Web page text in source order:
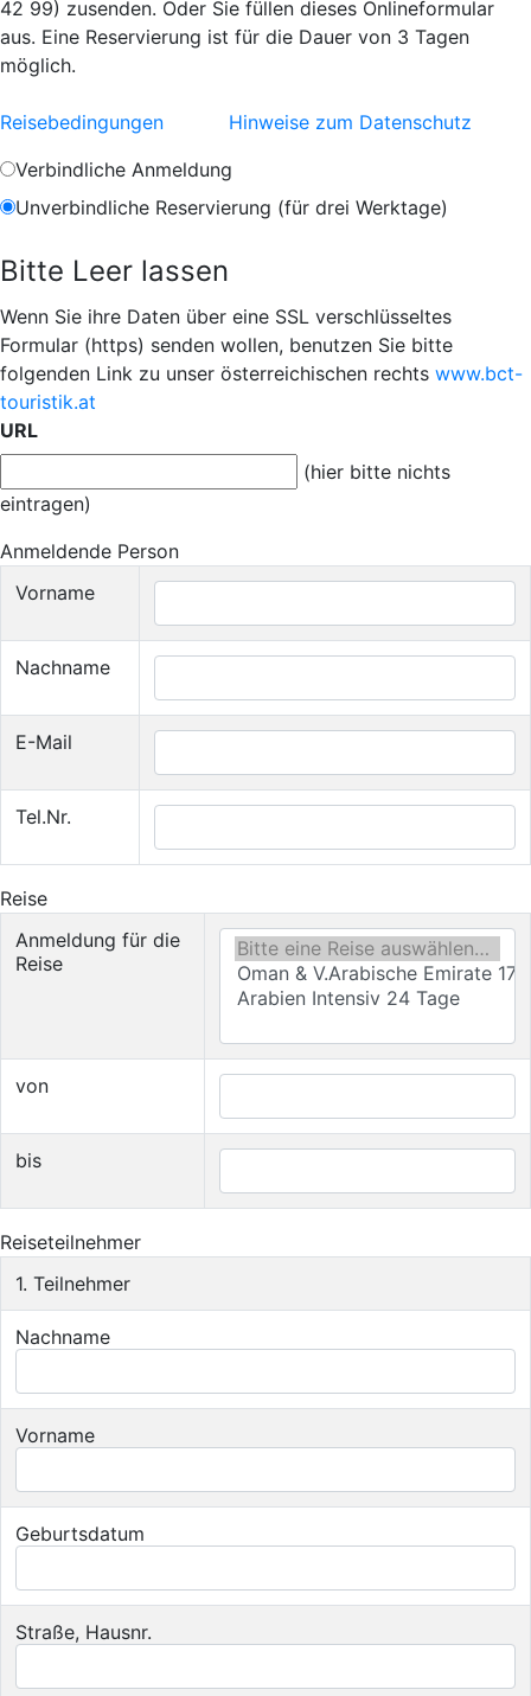
42 99) zusenden. Oder Sie füllen dieses Onlineformular
aus. Eine Reservierung ist für die Dauer von 3 Tagen
möglich.
Reisebedingungen
Hinweise zum Datenschutz
Verbindliche Anmeldung
Unverbindliche Reservierung (für drei Werktage)
Wenn Sie ihre Daten über eine SSL verschlüsseltes
Formular (https) senden wollen, benutzen Sie bitte
folgenden Link zu unser österreichischen rechts www.bct-
touristik.at
Bitte Leer lassen
URL
(hier bitte nichts
eintragen)
Anmeldende Person
Vorname
Nachname
E-Mail
Tel.Nr.
Reise
Anmeldung für die
Reise
von
bis
Reiseteilnehmer
1. Teilnehmer
Nachname
Vorname
Geburtsdatum
Straße, Hausnr.